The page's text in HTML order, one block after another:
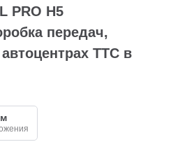
PRO H5
передач,
ТТС в